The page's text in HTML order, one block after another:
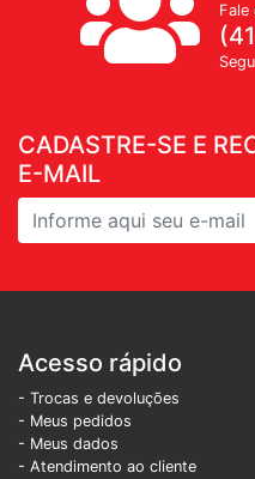
CADASTRE-SE E
E-MAIL
Fale
Acesso rápido
- Trocas e devoluções
- Meus pedidos
- Meus dados
- Atendimento ao cliente